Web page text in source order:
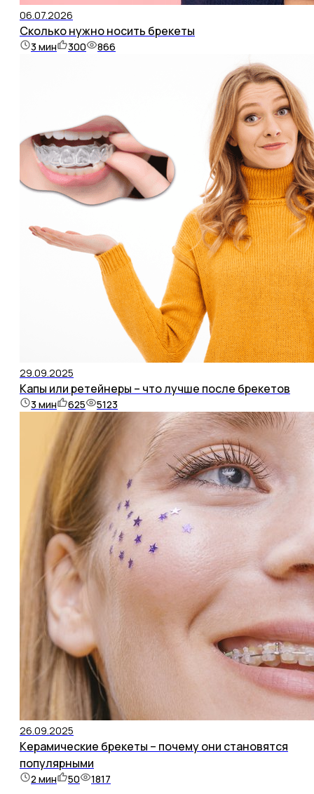
06.07.2026
Сколько нужно носить брекеты
3 мин 300 866
29.09.2025
Капы или ретейнеры – что лучше после брекетов
3 мин 625 5123
26.09.2025
Керамические брекеты – почему они становятся
популярными
2 мин 50 1817